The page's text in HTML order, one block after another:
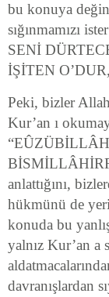
bu konuya
sığınmamızı
SENİ
İŞİTEN
Peki, bizler
Kur’an ı
anlattığını,
hükmünü de
konuda bu
yalnız Kur’an a
davranışlardan